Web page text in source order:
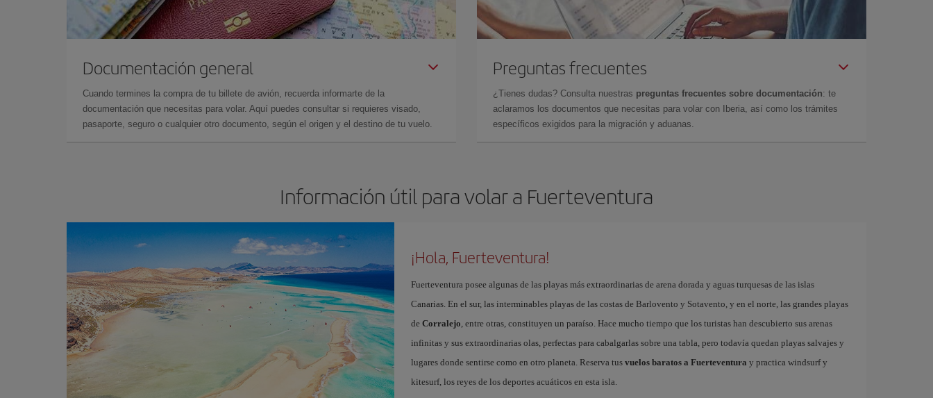
Documentación general
Cuando termines la compra de tu billete de avión, recuerda informarte de la
documentación que necesitas para volar. Aquí puedes consultar si requieres visado,
pasaporte, seguro o cualquier otro documento, según el origen y el destino de tu vuelo.
Preguntas frecuentes
¿Tienes dudas? Consulta nuestras preguntas frecuentes sobre documentación: te
aclaramos los documentos que necesitas para volar con Iberia, así como los trámites
específicos exigidos para la migración y aduanas.
Información útil para volar a Fuerteventura
¡Hola, Fuerteventura!
Fuerteventura posee algunas de las playas más extraordinarias de arena dorada y aguas turquesas de las islas
Canarias. En el sur, las interminables playas de las costas de Barlovento y Sotavento, y en el norte, las grandes playas
de Corralejo, entre otras, constituyen un paraíso. Hace mucho tiempo que los turistas han descubierto sus arenas
infinitas y sus extraordinarias olas, perfectas para cabalgarlas sobre una tabla, pero todavía quedan playas salvajes y
lugares donde sentirse como en otro planeta. Reserva tus vuelos baratos a Fuerteventura y practica windsurf y
kitesurf, los reyes de los deportes acuáticos en esta isla.